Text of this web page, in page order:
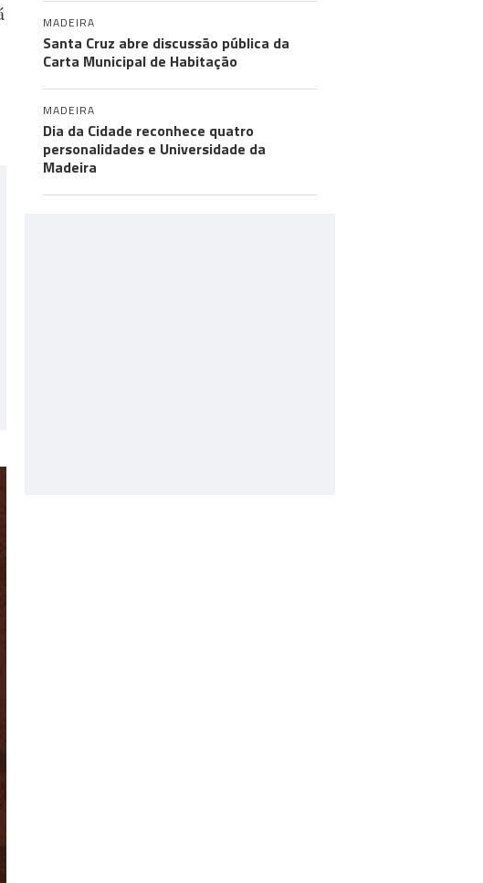
MADEIRA
Santa Cruz abre discussão pública da
Carta Municipal de Habitação
MADEIRA
Dia da Cidade reconhece quatro
personalidades e Universidade da
Madeira